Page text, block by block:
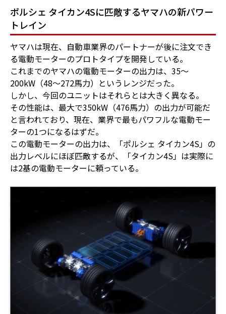
ポルシェ タイカン4Sに匹敵するヤマハの新パワー
トレイン
ヤマハは現在、自動車業界のパートナーが後に注文でき
る電動モーターのプロトタイプを開発している。
これまでのヤマハの電動モーターの出力は、35～
200kW（48～272馬力）というレンジだった。
しかし、今回のユニットはそれらとは大きく異なる。
その性能は、最大で350kW（476馬力）の出力が可能だ
と言われており、現在、業界で最もパワフルな電動モー
ターの1つになるはずだ。
この電動モーターの出力は、「ポルシェ タイカン4S」の
出力レベルにほぼ匹敵するが、「タイカン4S」は実際に
は2基の電動モーターに頼っている。